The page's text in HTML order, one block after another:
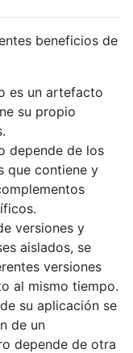
beneficios de
es un artefacto
su propio
depende de los
que contiene y
versiones y
aislados, se
versiones
al mismo tiempo.
su aplicación se
de un
depende de otra